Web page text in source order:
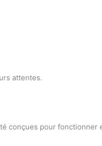
attentes.
conçues pour fonctionner